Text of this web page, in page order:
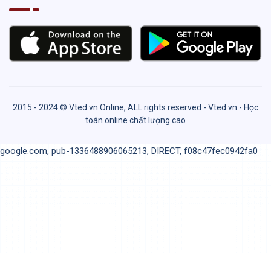
2015 - 2024 © Vted.vn Online, ALL rights reserved - Vted.vn - Học
toán online chất lượng cao
google.com, pub-1336488906065213, DIRECT, f08c47fec0942fa0